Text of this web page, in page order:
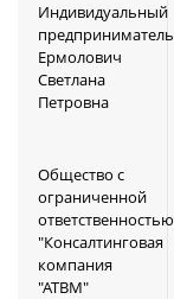
Индивидуальный
предприниматель
Ермолович
Светлана
Петровна
Общество с
ограниченной
ответственностью
"Консалтинговая
компания
"АТВМ"